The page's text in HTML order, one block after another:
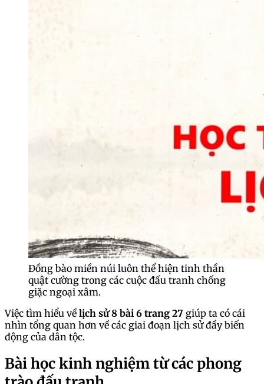
Đồng bào miền núi luôn thể hiện tinh thần
quật cường trong các cuộc đấu tranh chống
giặc ngoại xâm.
Việc tìm hiểu vềlịch sử 8 bài 6 trang 27 giúp ta có cái
nhìn tổng quan hơn về các giai đoạn lịch sử đầy biến
động của dân tộc.
Bài học kinh nghiệm từ các phong